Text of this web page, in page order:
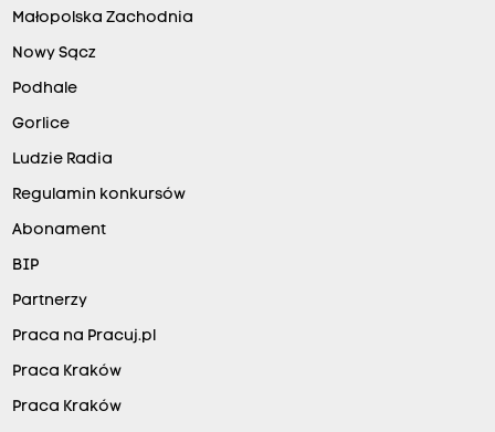
Małopolska Zachodnia
Nowy Sącz
Podhale
Gorlice
Ludzie Radia
Regulamin konkursów
Abonament
BIP
Partnerzy
Praca na Pracuj.pl
Praca Kraków
Praca Kraków